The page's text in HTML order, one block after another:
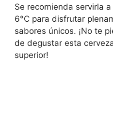
Se recomienda servirla
6°C para disfrutar
sabores únicos. ¡No te
de degustar esta
superior!